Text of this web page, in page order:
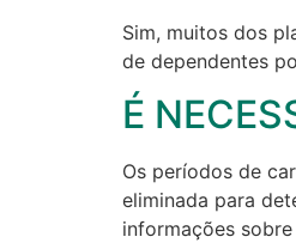
Sim, muitos dos
de dependentes
É
Os períodos de
eliminada para
informações